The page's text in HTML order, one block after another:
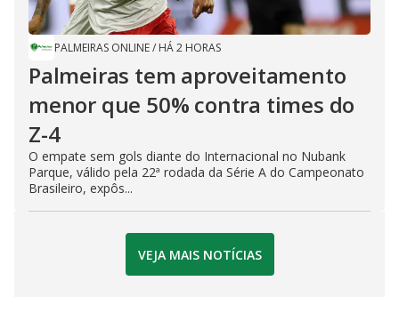
PALMEIRAS ONLINE/ HÁ 2 HORAS
Palmeiras tem aproveitamento
menor que 50% contra times do
Z-4
O empate sem gols diante do Internacional no Nubank
Parque, válido pela 22ª rodada da Série A do Campeonato
Brasileiro, expôs...
VEJA MAIS NOTÍCIAS